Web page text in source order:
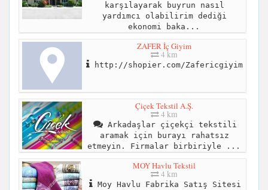
karşılayarak buyrun nasıl
yardımcı olabilirim dediği
ekonomi baka...
ZAFER İç Giyim
4 km
http://shopier.com/Zafericgiyim
Çiçek Tekstil A.Ş.
4 km
Arkadaşlar çiçekçi tekstili
aramak için burayı rahatsız
etmeyin. Firmalar birbiriyle ...
MOY Havlu Tekstil
4 km
Moy Havlu Fabrika Satış Sitesi